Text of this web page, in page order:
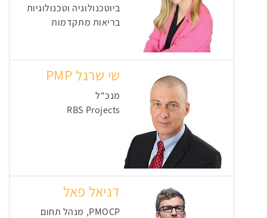
ביוטכנולוגיה וטכנולוגיות
בריאות מתקדמות
שי שרגל PMP
מנכ"ל
RBS Projects
דניאל פאל
PMOCP, מנהל תחום